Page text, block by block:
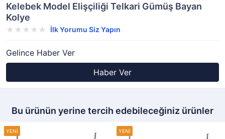
Kelebek Model Elişçiliği Telkari Gümüş Bayan
Kolye
İlk Yorumu Siz Yapın
Gelince Haber Ver
Haber Ver
Bu ürünün yerine tercih edebileceğiniz ürünler